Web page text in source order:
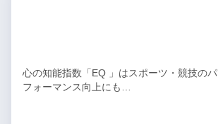
心の知能指数「EQ 」はスポーツ・競技のパ
フォーマンス向上にも…